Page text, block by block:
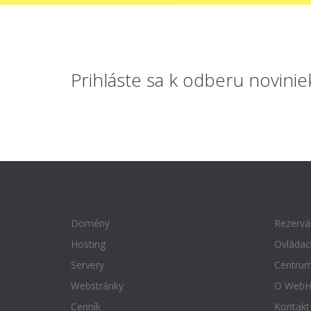
Prihláste sa k odberu
Domény
Hosting
Servery
Webstránky
Cenník
O
Kontakt